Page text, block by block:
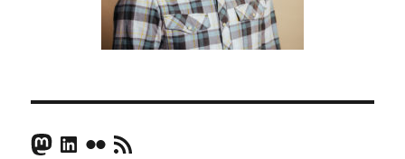
Mastodon
LinkedIn
FlickrRSS Feed